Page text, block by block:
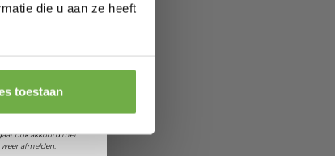
die u aan ze heeft
toestaan
bent
ook akkoord met
afmelden.